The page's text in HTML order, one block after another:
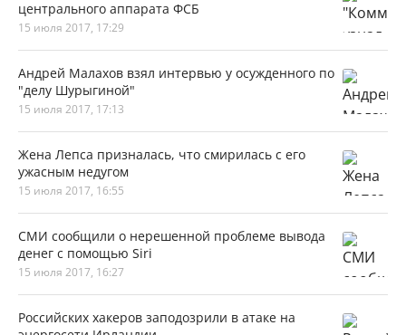
центрального аппарата ФСБ
15 июля 2017, 17:29
Андрей Малахов взял интервью у осужденного по
"делу Шурыгиной"
15 июля 2017, 17:13
Жена Лепса призналась, что смирилась с его
ужасным недугом
15 июля 2017, 16:55
СМИ сообщили о нерешенной проблеме вывода
денег с помощью Siri
15 июля 2017, 16:27
Российских хакеров заподозрили в атаке на